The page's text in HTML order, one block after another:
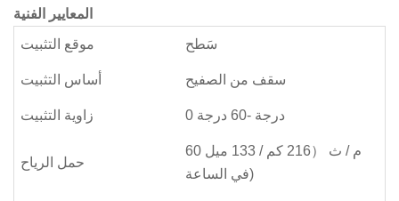
المعايير الفنية
موقع التثبيت
سَطح
أساس التثبيت سقف من الصفيح
زاوية التثبيت 0 درجة -60 درجة
حمل الرياح
60 م / ث （216 كم / 133 ميل
في الساعة)